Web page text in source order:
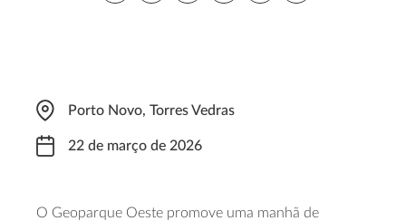
Porto Novo, Torres Vedras
22 de março de 2026
O Geoparque Oeste promove uma manhã de